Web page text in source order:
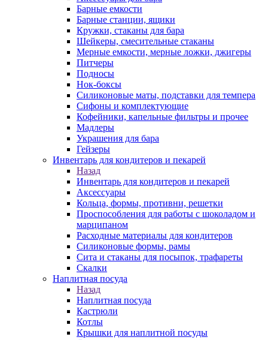
Барные емкости
Барные станции, ящики
Кружки, стаканы для бара
Шейкеры, смесительные стаканы
Мерные емкости, мерные ложки, джигеры
Питчеры
Подносы
Нок-боксы
Силиконовые маты, подставки для темпера
Сифоны и комплектующие
Кофейники, капельные фильтры и прочее
Мадлеры
Украшения для бара
Гейзеры
Инвентарь для кондитеров и пекарей
Назад
Инвентарь для кондитеров и пекарей
Аксессуары
Кольца, формы, противни, решетки
Проспособления для работы с шоколадом и
марципаном
Расходные материалы для кондитеров
Силиконовые формы, рамы
Сита и стаканы для посыпок, трафареты
Скалки
Наплитная посуда
Назад
Наплитная посуда
Кастрюли
Котлы
Крышки для наплитной посуды